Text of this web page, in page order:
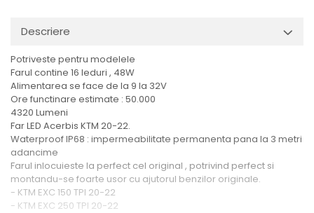
Descriere
Potriveste pentru modelele
Farul contine 16 leduri , 48W
Alimentarea se face de la 9 la 32V
Ore functinare estimate : 50.000
4320 Lumeni
Far LED Acerbis KTM 20-22.
Waterproof IP68 : impermeabilitate permanenta pana la 3 metri
adancime
Farul inlocuieste la perfect cel original , potrivind perfect si
montandu-se foarte usor cu ajutorul benzilor originale.
- KTM EXC 150 TPI 20-22
- KTM EXC 250 TPI 20-22